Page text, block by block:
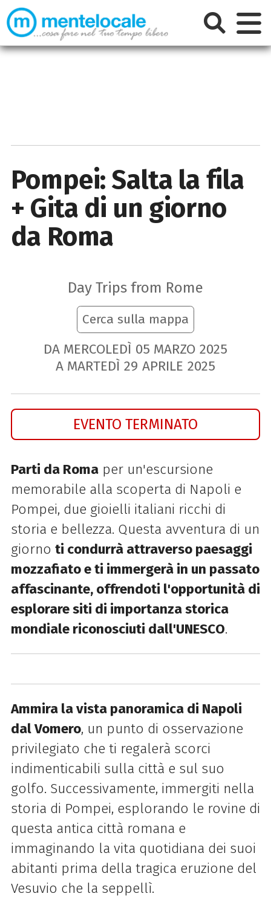
Pompei: Salta la fila
+ Gita di un giorno
da Roma
Day Trips from Rome
Cerca sulla mappa
DA MERCOLEDÌ 05 MARZO 2025
A MARTEDÌ 29 APRILE 2025
EVENTO TERMINATO
Parti da Romaper un'escursione
memorabile alla scoperta di Napoli e
Pompei, due gioielli italiani ricchi di
storia e bellezza. Questa avventura di un
giorno ti condurrà attraverso paesaggi
mozzafiato e ti immergerà in un passato
affascinante, offrendoti l'opportunità di
esplorare siti di importanza storica
mondiale riconosciuti dall'UNESCO.
Ammira la vista panoramica di Napoli
dal Vomero, un punto di osservazione
privilegiato che ti regalerà scorci
indimenticabili sulla città e sul suo
golfo. Successivamente, immergiti nella
storia di Pompei, esplorando le rovine di
questa antica città romana e
immaginando la vita quotidiana dei suoi
abitanti prima della tragica eruzione del
Vesuvio che la seppellì.